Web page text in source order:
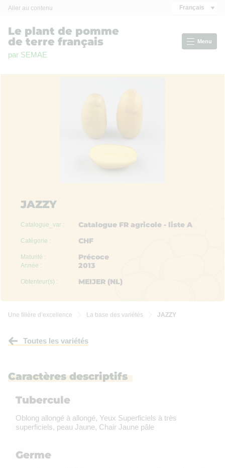
Panneau de gestion des cookies
Aller au contenu Français
Le plant de pomme
de terre français
par SEMAE
Menu
JAZZY
Catalogue_var : Catalogue FR agricole - liste A
Catégorie : CHF
Maturité : Précoce
Année : 2013
Obtenteur(s) : MEIJER (NL)
Une filière d’excellence La base des variétés JAZZY
Toutes les variétés
Caractères descriptifs
Tubercule
Oblong allongé à allongé, Yeux Superficiels à très
superficiels, peau Jaune, Chair Jaune pâle
Germe